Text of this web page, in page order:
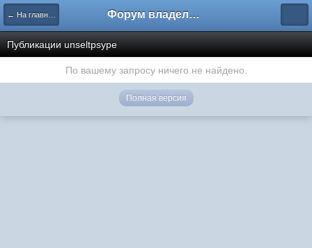
← На главную Форум владельцев интернет-магазинов
Публикации unseltpsype
По вашему запросу ничего не найдено.
Полная версия